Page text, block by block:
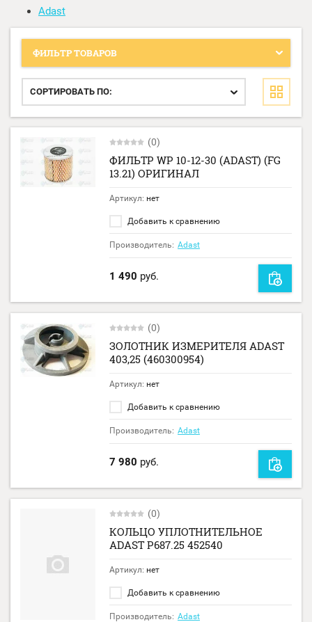
Adast
ФИЛЬТР ТОВАРОВ
СОРТИРОВАТЬ ПО:
(0)
ФИЛЬТР WP 10-12-30 (ADAST) (FG
13.21) ОРИГИНАЛ
Артикул: нет
Добавить к сравнению
Производитель: Adast
1 490 руб.
(0)
ЗОЛОТНИК ИЗМЕРИТЕЛЯ ADAST
403,25 (460300954)
Артикул: нет
Добавить к сравнению
Производитель: Adast
7 980 руб.
(0)
КОЛЬЦО УПЛОТНИТЕЛЬНОЕ
ADAST P687.25 452540
Артикул: нет
Добавить к сравнению
Производитель: Adast